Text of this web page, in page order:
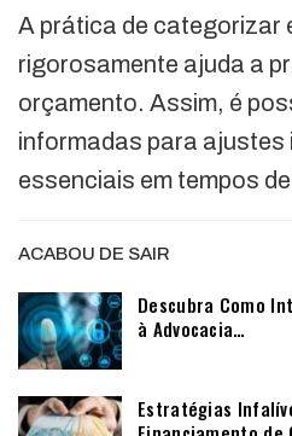
A prática de categorizar
rigorosamente ajuda a
orçamento. Assim, é
informadas para ajustes
essenciais em tempos
ACABOU DE SAIR
Descubra Como
à Advocacia…
Estratégias